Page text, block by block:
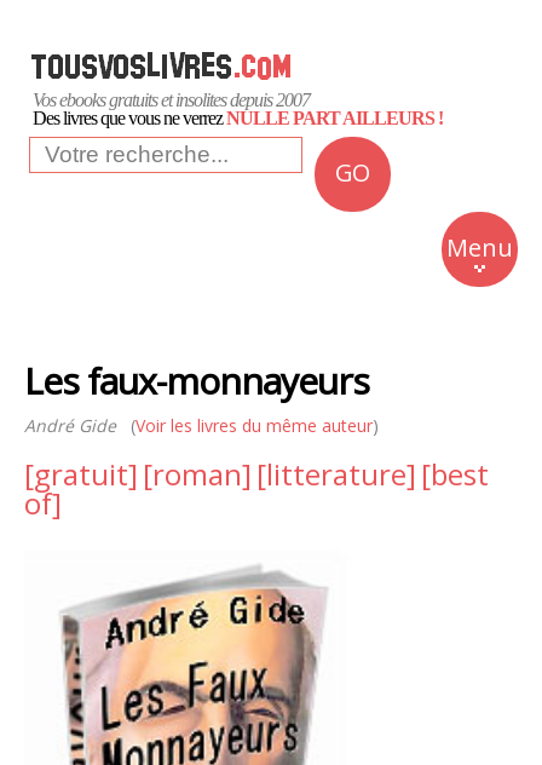
Vos ebooks gratuits et insolites depuis 2007
Des livres que vous ne verrezNULLE PART AILLEURS !
GO
Menu
Insolite
Business
Les faux-monnayeurs
André Gide(Voir les livres du même auteur)
[gratuit] [roman] [litterature] [best
of]